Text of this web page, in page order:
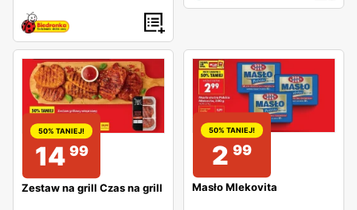
50% TANIEJ!
14 99
Zestaw na grill Czas na grill
50% TANIEJ!
2 99
Masło Mlekovita